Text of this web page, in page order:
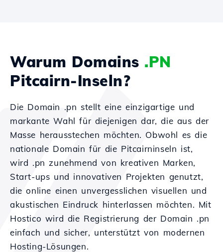
Warum Domains .PN
Pitcairn-Inseln?
Die Domain .pn stellt eine einzigartige und
markante Wahl für diejenigen dar, die aus der
Masse herausstechen möchten. Obwohl es die
nationale Domain für die Pitcairninseln ist,
wird .pn zunehmend von kreativen Marken,
Start-ups und innovativen Projekten genutzt,
die online einen unvergesslichen visuellen und
akustischen Eindruck hinterlassen möchten. Mit
Hostico wird die Registrierung der Domain .pn
einfach und sicher, unterstützt von modernen
Hosting-Lösungen.